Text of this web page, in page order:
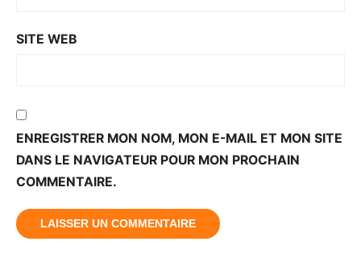
SITE WEB
ENREGISTRER MON NOM, MON E-MAIL ET MON SITE
DANS LE NAVIGATEUR POUR MON PROCHAIN
COMMENTAIRE.